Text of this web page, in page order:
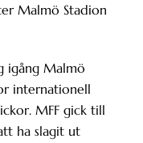
Malmö Stadion
igång Malmö
internationell
MFF gick till
ha slagit ut